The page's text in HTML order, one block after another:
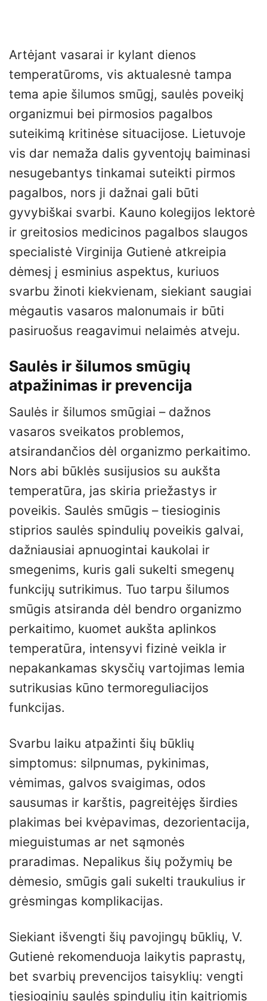
Artėjant vasarai ir kylant dienos
temperatūroms, vis aktualesnė tampa
tema apie šilumos smūgį, saulės poveikį
organizmui bei pirmosios pagalbos
suteikimą kritinėse situacijose. Lietuvoje
vis dar nemaža dalis gyventojų baiminasi
nesugebantys tinkamai suteikti pirmos
pagalbos, nors ji dažnai gali būti
gyvybiškai svarbi. Kauno kolegijos lektorė
ir greitosios medicinos pagalbos slaugos
specialistė Virginija Gutienė atkreipia
dėmesį į esminius aspektus, kuriuos
svarbu žinoti kiekvienam, siekiant saugiai
mėgautis vasaros malonumais ir būti
pasiruošus reagavimui nelaimės atveju.
Saulės ir šilumos smūgių
atpažinimas ir prevencija
Saulės ir šilumos smūgiai – dažnos
vasaros sveikatos problemos,
atsirandančios dėl organizmo perkaitimo.
Nors abi būklės susijusios su aukšta
temperatūra, jas skiria priežastys ir
poveikis. Saulės smūgis – tiesioginis
stiprios saulės spindulių poveikis galvai,
dažniausiai apnuogintai kaukolai ir
smegenims, kuris gali sukelti smegenų
funkcijų sutrikimus. Tuo tarpu šilumos
smūgis atsiranda dėl bendro organizmo
perkaitimo, kuomet aukšta aplinkos
temperatūra, intensyvi fizinė veikla ir
nepakankamas skysčių vartojimas lemia
sutrikusias kūno termoreguliacijos
funkcijas.
Svarbu laiku atpažinti šių būklių
simptomus: silpnumas, pykinimas,
vėmimas, galvos svaigimas, odos
sausumas ir karštis, pagreitėjęs širdies
plakimas bei kvėpavimas, dezorientacija,
mieguistumas ar net sąmonės
praradimas. Nepalikus šių požymių be
dėmesio, smūgis gali sukelti traukulius ir
grėsmingas komplikacijas.
Siekiant išvengti šių pavojingų būklių, V.
Gutienė rekomenduoja laikytis paprastų,
bet svarbių prevencijos taisyklių: vengti
tiesioginių saulės spindulių itin kaitriomis